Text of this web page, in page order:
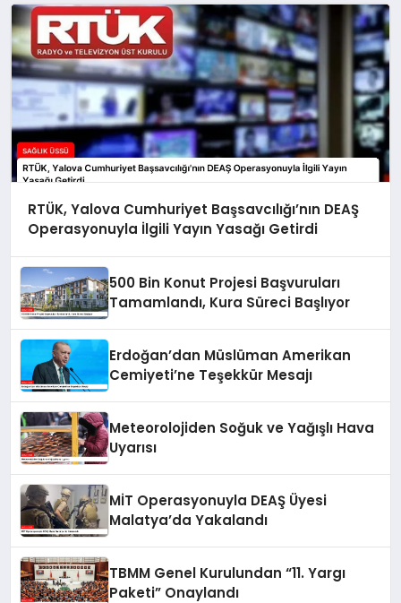
RTÜK, Yalova Cumhuriyet Başsavcılığı’nın DEAŞ
Operasyonuyla İlgili Yayın Yasağı Getirdi
500 Bin Konut Projesi Başvuruları
Tamamlandı, Kura Süreci Başlıyor
Erdoğan’dan Müslüman Amerikan
Cemiyeti’ne Teşekkür Mesajı
Meteorolojiden Soğuk ve Yağışlı Hava
Uyarısı
MİT Operasyonuyla DEAŞ Üyesi
Malatya’da Yakalandı
TBMM Genel Kurulundan “11. Yargı
Paketi” Onaylandı